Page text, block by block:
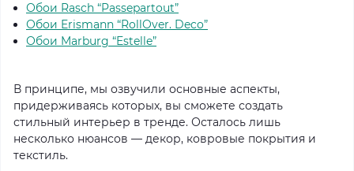
Обои Rasch “Passepartout”
Обои Erismann “RollOver. Deco”
Обои Marburg “Estelle”
В принципе, мы озвучили основные аспекты,
придерживаясь которых, вы сможете создать
стильный интерьер в тренде. Осталось лишь
несколько нюансов — декор, ковровые покрытия и
текстиль.